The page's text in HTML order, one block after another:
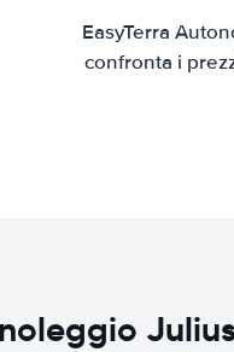
EasyTerra
confronta i